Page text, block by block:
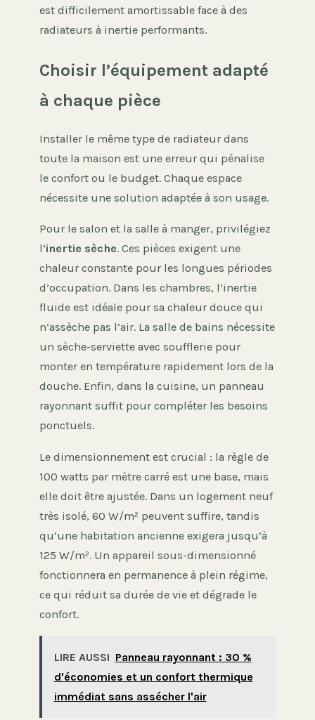
est difficilement amortissable face à des
radiateurs à inertie performants.
Choisir l’équipement adapté
à chaque pièce
Installer le même type de radiateur dans
toute la maison est une erreur qui pénalise
le confort ou le budget. Chaque espace
nécessite une solution adaptée à son usage.
Pour le salon et la salle à manger, privilégiez
l’inertie sèche. Ces pièces exigent une
chaleur constante pour les longues périodes
d’occupation. Dans les chambres, l’inertie
fluide est idéale pour sa chaleur douce qui
n’assèche pas l’air. La salle de bains nécessite
un sèche-serviette avec soufflerie pour
monter en température rapidement lors de la
douche. Enfin, dans la cuisine, un panneau
rayonnant suffit pour compléter les besoins
ponctuels.
Le dimensionnement est crucial : la règle de
100 watts par mètre carré est une base, mais
elle doit être ajustée. Dans un logement neuf
très isolé, 60 W/m² peuvent suffire, tandis
qu’une habitation ancienne exigera jusqu’à
125 W/m². Un appareil sous-dimensionné
fonctionnera en permanence à plein régime,
ce qui réduit sa durée de vie et dégrade le
confort.
LIRE AUSSI Panneau rayonnant : 30 %
d'économies et un confort thermique
immédiat sans assécher l'air